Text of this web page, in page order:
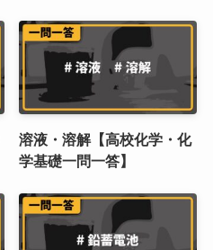
溶液・溶解【高校化学・化
学基礎一問一答】